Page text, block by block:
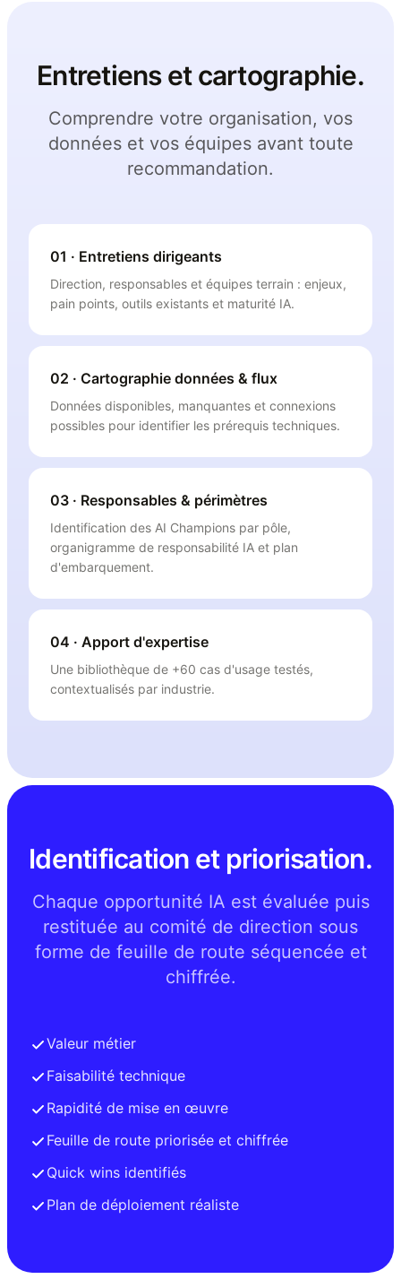
Entretiens et cartographie.
Comprendre votre organisation, vos
données et vos équipes avant toute
recommandation.
01 · Entretiens dirigeants
Direction, responsables et équipes terrain : enjeux,
pain points, outils existants et maturité IA.
02 · Cartographie données & flux
Données disponibles, manquantes et connexions
possibles pour identifier les prérequis techniques.
03 · Responsables & périmètres
Identification des AI Champions par pôle,
organigramme de responsabilité IA et plan
d'embarquement.
04 · Apport d'expertise
Une bibliothèque de +60 cas d'usage testés,
contextualisés par industrie.
Identification et priorisation.
Chaque opportunité IA est évaluée puis
restituée au comité de direction sous
forme de feuille de route séquencée et
chiffrée.
Valeur métier
Faisabilité technique
Rapidité de mise en œuvre
Feuille de route priorisée et chiffrée
Quick wins identifiés
Plan de déploiement réaliste